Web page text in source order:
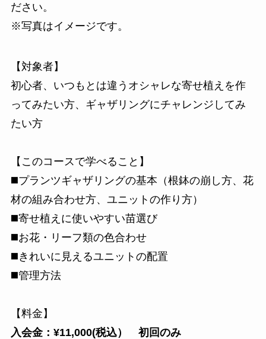
ださい。
※写真はイメージです。
【対象者】
初心者、いつもとは違うオシャレな寄せ植えを作
ってみたい方、ギャザリングにチャレンジしてみ
たい方
【このコースで学べること】
◼️プランツギャザリングの基本（根鉢の崩し方、花
材の組み合わせ方、ユニットの作り方）
◼️寄せ植えに使いやすい苗選び
◼️お花・リーフ類の色合わせ
◼️きれいに見えるユニットの配置
◼️管理方法
【料金】
入会金：¥11,000(税込） 初回のみ